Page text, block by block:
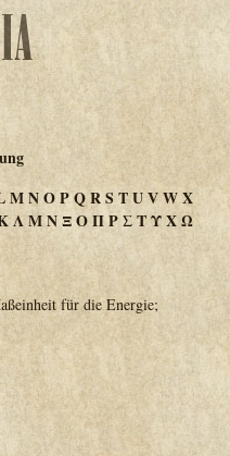
MNOPQRS TUVWX
ΛΜΝΞΟΠΡΣΤΥΧΩ
für die Energie;